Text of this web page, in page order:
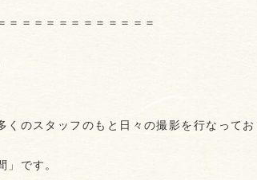
＝＝＝＝＝＝＝＝＝＝＝＝
のスタッフのもと日々の撮影を行なってお
です。